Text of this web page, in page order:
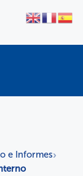
e Informes›